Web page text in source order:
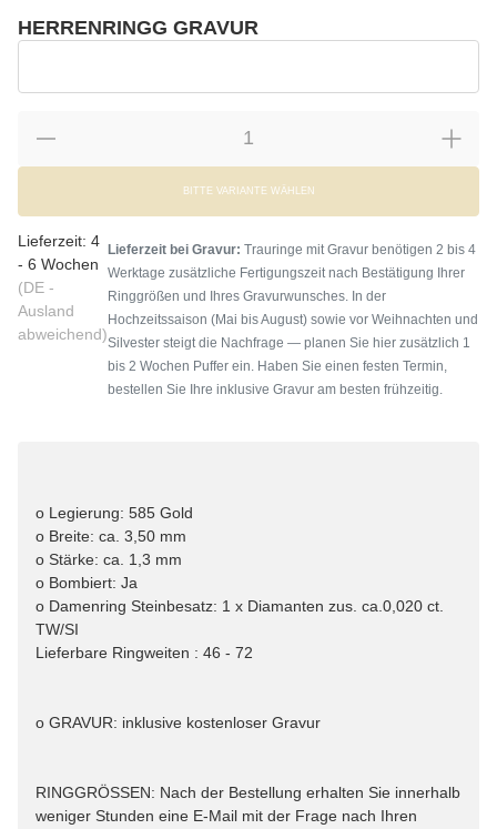
HERRENRINGG GRAVUR
BITTE VARIANTE WÄHLEN
Lieferzeit: 4
- 6 Wochen
(DE -
Ausland
abweichend)
Lieferzeit bei Gravur: Trauringe mit Gravur benötigen 2 bis 4
Werktage zusätzliche Fertigungszeit nach Bestätigung Ihrer
Ringgrößen und Ihres Gravurwunsches. In der
Hochzeitssaison (Mai bis August) sowie vor Weihnachten und
Silvester steigt die Nachfrage — planen Sie hier zusätzlich 1
bis 2 Wochen Puffer ein. Haben Sie einen festen Termin,
bestellen Sie Ihre inklusive Gravur am besten frühzeitig.
o Legierung: 585 Gold
o Breite: ca. 3,50 mm
o Stärke: ca. 1,3 mm
o Bombiert: Ja
o Damenring Steinbesatz: 1 x Diamanten zus. ca.0,020 ct.
TW/SI
Lieferbare Ringweiten : 46 - 72
o GRAVUR: inklusive kostenloser Gravur
RINGGRÖSSEN: Nach der Bestellung erhalten Sie innerhalb
weniger Stunden eine E-Mail mit der Frage nach Ihren